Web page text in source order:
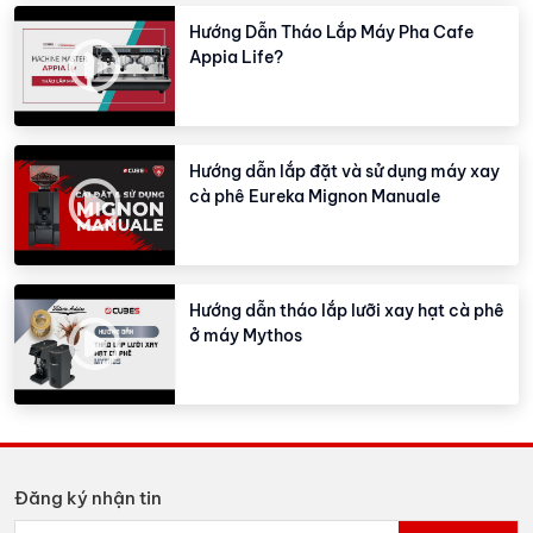
Hướng Dẫn Tháo Lắp Máy Pha Cafe
Appia Life?
Hướng dẫn lắp đặt và sử dụng máy xay
cà phê Eureka Mignon Manuale
Hướng dẫn tháo lắp lưỡi xay hạt cà phê
ở máy Mythos
Đăng ký nhận tin